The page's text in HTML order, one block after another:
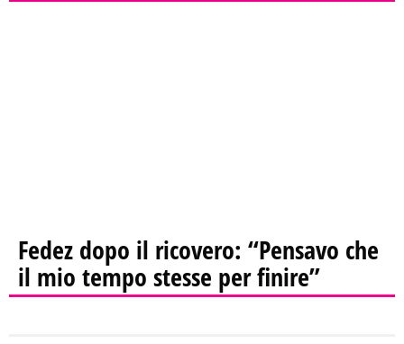
Fedez dopo il ricovero: “Pensavo che
il mio tempo stesse per finire”